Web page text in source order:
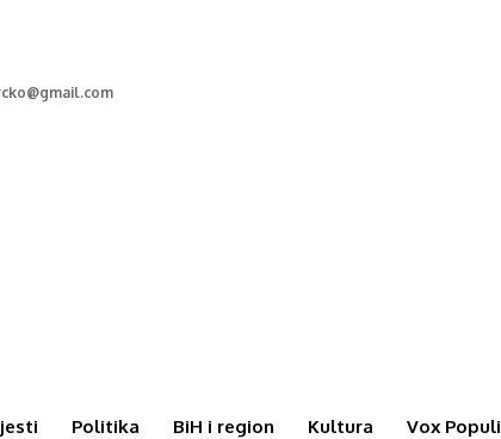
Politika BiH i region Kultura Vox Populi